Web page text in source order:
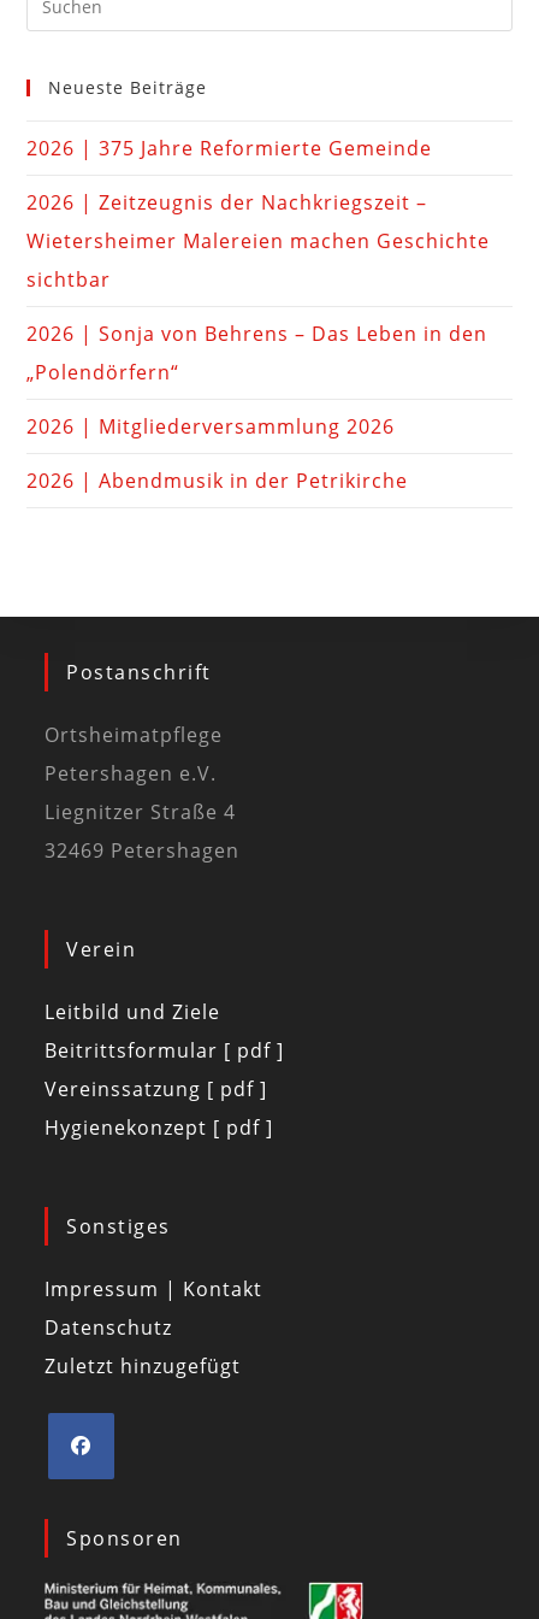
Neueste Beiträge
2026 | 375 Jahre Reformierte Gemeinde
2026 | Zeitzeugnis der Nachkriegszeit –
Wietersheimer Malereien machen Geschichte
sichtbar
2026 | Sonja von Behrens – Das Leben in den
„Polendörfern“
2026 | Mitgliederversammlung 2026
2026 | Abendmusik in der Petrikirche
Postanschrift
Ortsheimatpflege
Petershagen e.V.
Liegnitzer Straße 4
32469 Petershagen
Verein
Leitbild und Ziele
Beitrittsformular [ pdf ]
Vereinssatzung [ pdf ]
Hygienekonzept [ pdf ]
Sonstiges
Impressum | Kontakt
Datenschutz
Zuletzt hinzugefügt
Sponsoren